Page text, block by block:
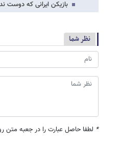
بازیکن ایرانی که دوست
نظر شما
* لطفا حاصل عبارت را در جعبه متن